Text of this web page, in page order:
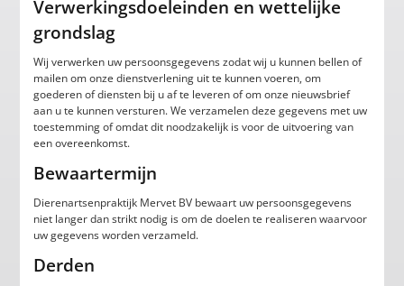
Verwerkingsdoeleinden en wettelijke
grondslag
Wij verwerken uw persoonsgegevens zodat wij u kunnen bellen of
mailen om onze dienstverlening uit te kunnen voeren, om
goederen of diensten bij u af te leveren of om onze nieuwsbrief
aan u te kunnen versturen. We verzamelen deze gegevens met uw
toestemming of omdat dit noodzakelijk is voor de uitvoering van
een overeenkomst.
Bewaartermijn
Dierenartsenpraktijk Mervet BV bewaart uw persoonsgegevens
niet langer dan strikt nodig is om de doelen te realiseren waarvoor
uw gegevens worden verzameld.
Derden